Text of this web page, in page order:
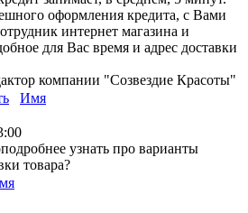
оформления кредита, c Вами
интернет магазина и
для Вас время и адрес доставки
компании "Созвездие Красоты"
Имя
узнать про варианты
товара?